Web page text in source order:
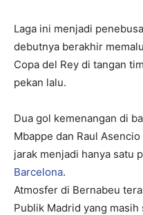
Laga ini menjadi
debutnya berakhir
Copa del Rey di tangan
pekan lalu.
Dua gol kemenangan di
Mbappe dan Raul
jarak menjadi hanya satu
Barcelona.
Atmosfer di Bernabeu
Publik Madrid yang